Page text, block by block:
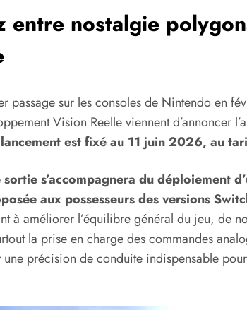
entre nostalgie
passage sur les consoles de Nintendo en
Vision Reelle viennent d’annoncer
est fixé au 11 juin 2026, au
s’accompagnera du déploiement
aux possesseurs des versions
à améliorer l’équilibre général du jeu, de
la prise en charge des commandes
précision de conduite indispensable